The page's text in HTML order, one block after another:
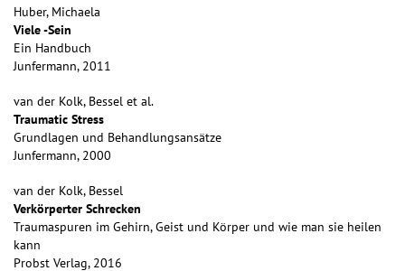
Huber, Michaela
Viele -Sein
Ein Handbuch
Junfermann, 2011
van der Kolk, Bessel et al.
Traumatic Stress
Grundlagen und Behandlungsansätze
Junfermann, 2000
van der Kolk, Bessel
Verkörperter Schrecken
Traumaspuren im Gehirn, Geist und Körper und wie man sie heilen
kann
Probst Verlag, 2016